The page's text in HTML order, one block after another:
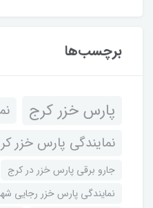
برچسب‌ها
پارس خزر کرج
نمایندگی پارس خزر
جارو برقی پارس خزر در کرج
نمایندگی پارس خزر رجایی